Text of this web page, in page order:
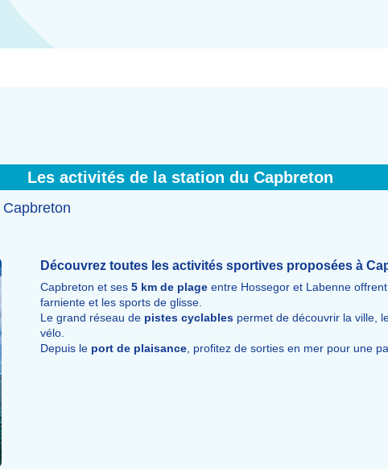
Les activités de la station du Capbreton
Découvrez toutes les activités sportives proposées à
Capbreton et ses 5 km de plageentre Hossegor et Labenne
farniente et les sports de glisse.
Le grand réseau de pistes cyclablespermet de découvrir la ville,
vélo.
Depuis le port de plaisance, profitez de sorties en mer pour une